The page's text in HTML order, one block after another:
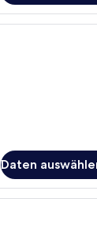
Ein
Daten